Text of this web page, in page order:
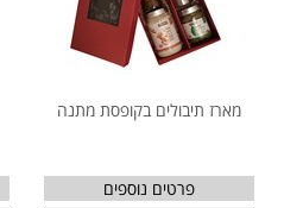
מארז תיבולים בקופסת מתנה
פרטים נוספים